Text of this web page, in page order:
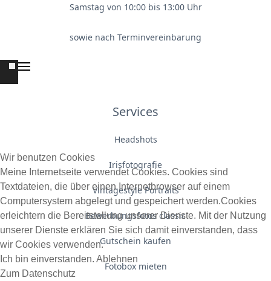
Samstag von 10:00 bis 13:00 Uhr
sowie nach Terminvereinbarung
Services
Headshots
Irisfotografie
Vintagestyle Portraits
Bewerbungsfotos classic
Gutschein kaufen
Fotobox mieten
Wir benutzen Cookies
Meine Internetseite verwendet Cookies. Cookies sind
Textdateien, die über einen Internetbrowser auf einem
Computersystem abgelegt und gespeichert werden.Cookies
erleichtern die Bereitstellung unserer Dienste. Mit der Nutzung
unserer Dienste erklären Sie sich damit einverstanden, dass
wir Cookies verwenden.
Ich bin einverstanden. Ablehnen
Zum Datenschutz